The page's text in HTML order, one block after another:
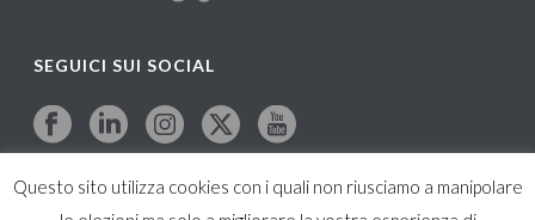
SEGUICI SUI SOCIAL
Questo sito utilizza cookies con i quali non riusciamo a manipolare